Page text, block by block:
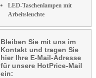
LED-Taschenlampen mit
Arbeitsleuchte
Bleiben Sie mit uns im
Kontakt und tragen Sie
hier Ihre E-Mail-Adresse
für unsere HotPrice-Mail
ein: